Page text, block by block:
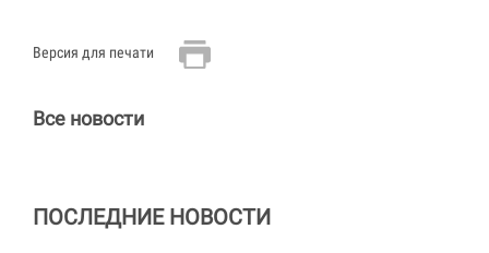
Версия для печати
Все новости
ПОСЛЕДНИЕ НОВОСТИ